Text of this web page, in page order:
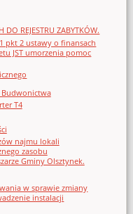
DO REJESTRU ZABYTKÓW.
pkt 2 ustawy o finansach
JST umorzenia pomoc
T4
najmu lokali
zasobu
Gminy Olsztynek.
w sprawie zmiany
instalacji